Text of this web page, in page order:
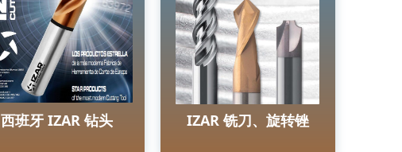
IZAR 铣刀、旋转锉
西班牙 IZAR 钻头